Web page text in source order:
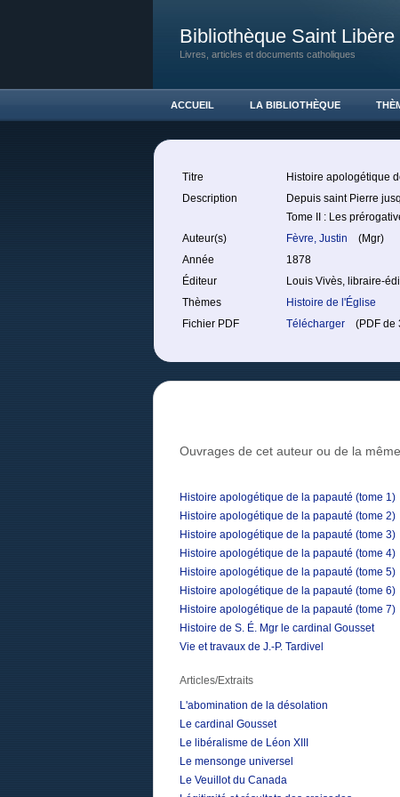
Bibliothèque Saint Libère
Livres, articles et documents catholiques
ACCUEIL LA BIBLIOTHÈQUE
Titre
Histoire apologétique
Description
Depuis saint Pierre
Tome II : Les
Auteur(s)
Fèvre, Justin
(Mgr)
Année
1878
Éditeur
Louis Vivès, libraire-
Thèmes
Histoire de l'Église
Fichier PDF
Télécharger (PDF de
Ouvrages de cet auteur ou de la
Histoire apologétique de la papauté (tome 1)
Histoire apologétique de la papauté (tome 2)
Histoire apologétique de la papauté (tome 3)
Histoire apologétique de la papauté (tome 4)
Histoire apologétique de la papauté (tome 5)
Histoire apologétique de la papauté (tome 6)
Histoire apologétique de la papauté (tome 7)
Histoire de S. É. Mgr le cardinal Gousset
Vie et travaux de J.-P. Tardivel
Articles/Extraits
L'abomination de la désolation
Le cardinal Gousset
Le libéralisme de Léon XIII
Le mensonge universel
Le Veuillot du Canada